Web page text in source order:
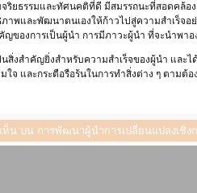
ยธรรมและทัศนคติที่ดี มีสมรรถนะที่สอดคล้อ
พและพัฒนาตนเองให้ก้าวไปสู่ความสำเร็จอ
องการเป็นผู้นำ การมีภาวะผู้นำ ที่จะนำพาอ
สิ่งสำคัญยิ่งสำหรับความสำเร็จของผู้นำ และ
และกระตือรือร้นในการทำสิ่งต่าง ๆ ตามต้อ
ห็น บน การพัฒนาผู้นำการเปลี่ยนแปลงเชิง